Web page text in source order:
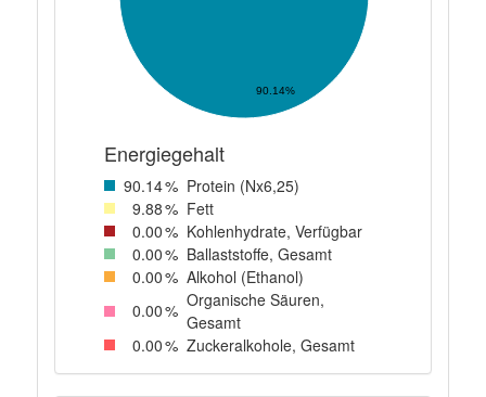
90.14%
Energiegehalt
90.14% Protein (Nx6,25)
9.88% Fett
0.00% Kohlenhydrate, Verfügbar
0.00% Ballaststoffe, Gesamt
0.00% Alkohol (Ethanol)
0.00% Organische Säuren,
Gesamt
0.00% Zuckeralkohole, Gesamt